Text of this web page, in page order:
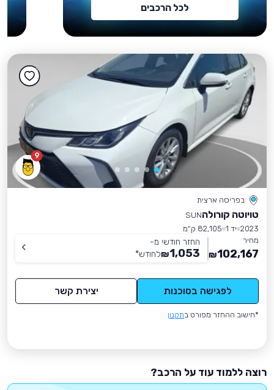
לכל הרכבים
9
בפריסה ארצית
טויוטה קורולהSUN
2023 יד 1
82,105 ק״מ
מחיר
102,167
₪
החזר חודשי מ-
1,053
₪לחודש*
לפגישה בסוכנות יצירת קשר
*חישוב ההחזר מפורט בתקנון
רוצה ללמוד עוד על הרכב?